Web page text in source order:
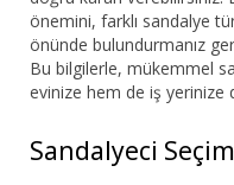
önemini, farklı sandalye
önünde bulundurmanız
Bu bilgilerle, mükemmel
evinize hem de iş yerinize
Sandalyeci